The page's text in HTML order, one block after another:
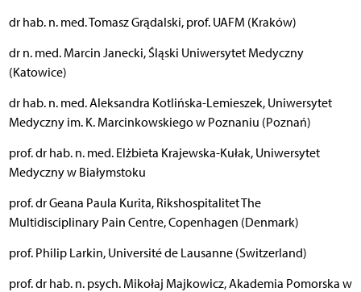
dr hab. n. med. Tomasz Grądalski, prof. UAFM (Kraków)
dr n. med. Marcin Janecki, Śląski Uniwersytet Medyczny
(Katowice)
dr hab. n. med. Aleksandra Kotlińska-Lemieszek, Uniwersytet
Medyczny im. K. Marcinkowskiego w Poznaniu (Poznań)
prof. dr hab. n. med. Elżbieta Krajewska-Kułak, Uniwersytet
Medyczny w Białymstoku
prof. dr Geana Paula Kurita, Rikshospitalitet The
Multidisciplinary Pain Centre, Copenhagen (Denmark)
prof. Philip Larkin, Université de Lausanne (Switzerland)
prof. dr hab. n. psych. Mikołaj Majkowicz, Akademia Pomorska w